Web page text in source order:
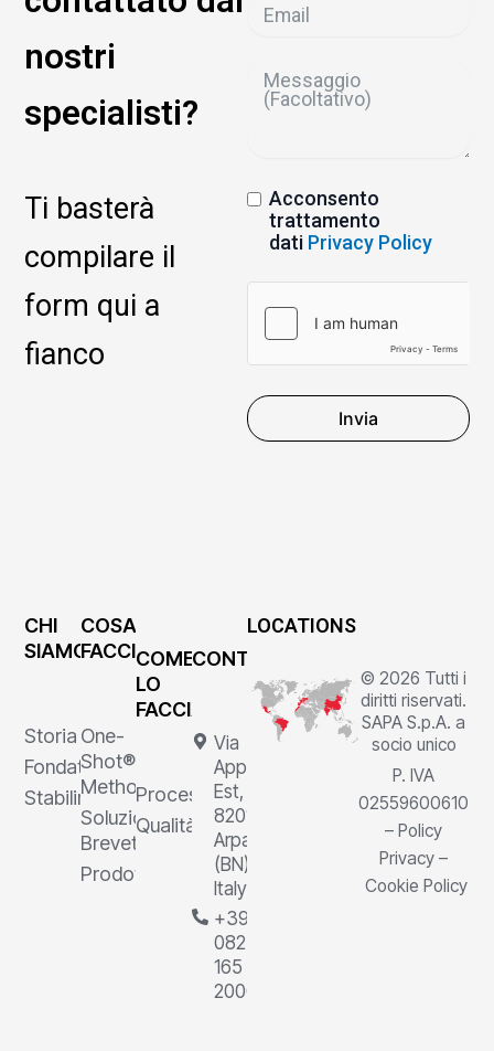
nostri
specialisti?
Ti basterà
compilare il
form qui a
fianco
Acconsento
trattamento
dati Privacy Policy
Invia
CHI
SIAMO
Storia
Fondatore
Stabilimenti
COSA
FACCIAMO
One-
Shot®
Method
Soluzioni
Brevettate
Prodotti
COME
LO
FACCIAMO
Processi
Qualità
CONTATTI
Via
Appia
Est, 1,
82011
Arpaia
(BN),
Italy
+39
0823
165
2000
LOCATIONS
© 2026 Tutti i
diritti riservati.
SAPA S.p.A. a
socio unico
P. IVA
02559600610
–Policy
Privacy –
Cookie Policy